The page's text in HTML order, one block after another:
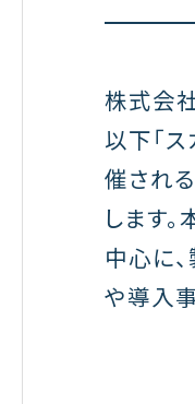
株式会
以下「
催され
します
中心に
や導入